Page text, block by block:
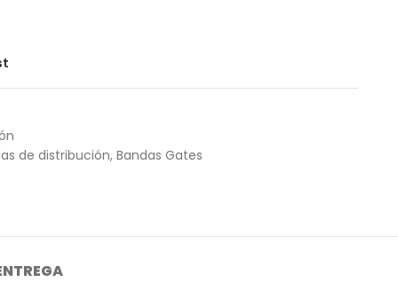
de distribución, Bandas Gates